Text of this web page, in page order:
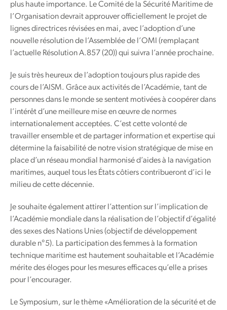
plus haute importance. Le Comité de la Sécurité Maritime de
l’Organisation devrait approuver officiellement le projet de
lignes directrices révisées en mai, avec l’adoption d’une
nouvelle résolution de l’Assemblée de l’OMI (remplaçant
l’actuelle Résolution A.857 (20)) qui suivra l’année prochaine.
Je suis très heureux de l’adoption toujours plus rapide des
cours de l’AISM. Grâce aux activités de l’Académie, tant de
personnes dans le monde se sentent motivées à coopérer dans
l’intérêt d’une meilleure mise en œuvre de normes
internationalement acceptées. C’est cette volonté de
travailler ensemble et de partager information et expertise qui
détermine la faisabilité de notre vision stratégique de mise en
place d’un réseau mondial harmonisé d’aides à la navigation
maritimes, auquel tous les États côtiers contribueront d’ici le
milieu de cette décennie.
Je souhaite également attirer l’attention sur l’implication de
l’Académie mondiale dans la réalisation de l’objectif d’égalité
des sexes des Nations Unies (objectif de développement
durable n°5). La participation des femmes à la formation
technique maritime est hautement souhaitable et l’Académie
mérite des éloges pour les mesures efficaces qu’elle a prises
pour l’encourager.
Le Symposium, sur le thème «Amélioration de la sécurité et de